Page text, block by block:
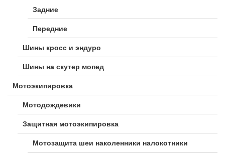
Задние
Передние
Шины кросс и эндуро
Шины на скутер мопед
Мотоэкипировка
Мотодождевики
Защитная мотоэкипировка
Мотозащита шеи наколенники налокотники